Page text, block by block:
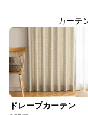
カーテ
ドレープカーテン